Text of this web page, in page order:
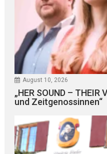
August 10, 2026
„HER SOUND – THEIR
und Zeitgenossinnen“